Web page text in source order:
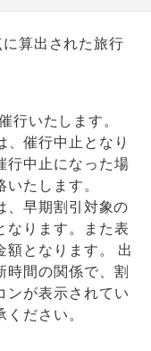
算出された旅行
行いたします。
、催行中止となり
行中止になった場
たします。
、早期割引対象の
なります。また表
額となります。 出
時間の関係で、割
ンが表示されてい
ださい。